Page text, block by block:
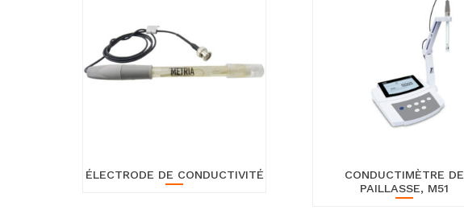
ÉLECTRODE DE CONDUCTIVITÉ
CONDUCTIMÈTRE DE
PAILLASSE, M51